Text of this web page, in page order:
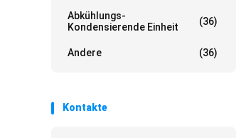
Abkühlungs-
Kondensierende Einheit
(36)
Andere (36)
Kontakte